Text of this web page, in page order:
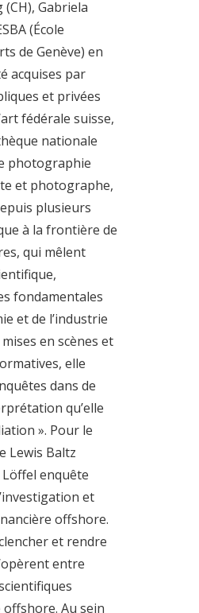
Gabriela
(École
de Genève) en
acquises par
et privées
fédérale suisse,
nationale
photographie
et photographe,
plusieurs
à la frontière de
qui mêlent
fondamentales
et de l’industrie
en scènes et
elle
dans de
qu’elle
». Pour le
Lewis Baltz
Löffel enquête
et
offshore.
et rendre
entre
offshore. Au sein